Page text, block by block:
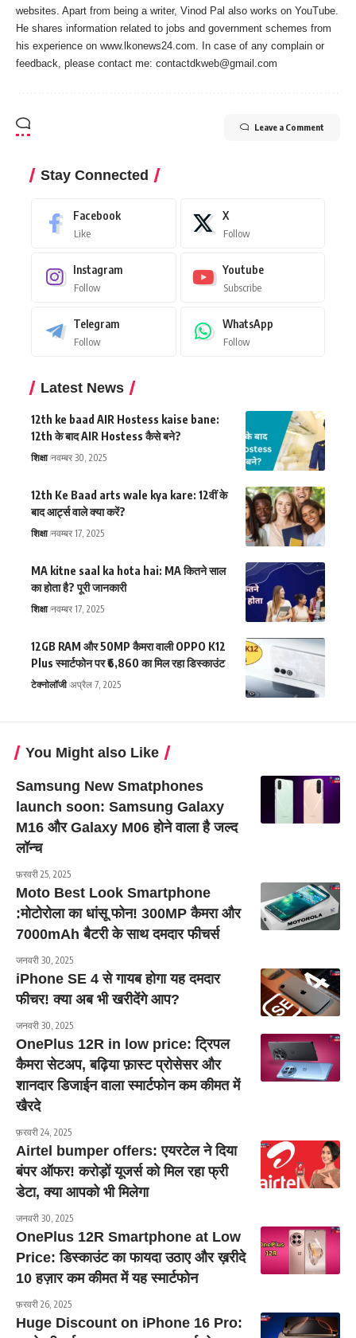
websites. Apart from being a writer, Vinod Pal also works on YouTube.
He shares information related to jobs and government schemes from
his experience on www.lkonews24.com. In case of any complain or
feedback, please contact me: contactdkweb@gmail.com
Leave a Comment
Stay Connected
Facebook
Like
X
Follow
Instagram
Follow
Youtube
Subscribe
Telegram
Follow
WhatsApp
Follow
Latest News
12th ke baad AIR Hostess kaise bane:
12th के बाद AIR Hostess कैसे बने?
शिक्षा नवम्बर 30, 2025
12th Ke Baad arts wale kya kare: 12वीं के
बाद आर्ट्स वाले क्या करें?
शिक्षा नवम्बर 17, 2025
MA kitne saal ka hota hai: MA कितने साल
का होता है? पूरी जानकारी
शिक्षा नवम्बर 17, 2025
12GB RAM और 50MP कैमरा वाली OPPO K12
Plus स्मार्टफोन पर ₹6,860 का मिल रहा डिस्काउंट
टेक्नोलॉजी अप्रैल 7, 2025
You Might also Like
Samsung New Smatphones
launch soon: Samsung Galaxy
M16 और Galaxy M06 होने वाला है जल्द
लॉन्च
फ़रवरी 25, 2025
Moto Best Look Smartphone
:मोटोरोला का धांसू फोन! 300MP कैमरा और
7000mAh बैटरी के साथ दमदार फीचर्स
जनवरी 30, 2025
iPhone SE 4 से गायब होगा यह दमदार
फीचर! क्या अब भी खरीदेंगे आप?
जनवरी 30, 2025
OnePlus 12R in low price: ट्रिपल
कैमरा सेटअप, बढ़िया फ़ास्ट प्रोसेसर और
शानदार डिजाईन वाला स्मार्टफोन कम कीमत में
खैरदे
फ़रवरी 24, 2025
Airtel bumper offers: एयरटेल ने दिया
बंपर ऑफर! करोड़ों यूजर्स को मिल रहा फ्री
डेटा, क्या आपको भी मिलेगा
जनवरी 30, 2025
OnePlus 12R Smartphone at Low
Price: डिस्काउंट का फायदा उठाए और ख़रीदे
10 हज़ार कम कीमत में यह स्मार्टफोन
फ़रवरी 26, 2025
Huge Discount on iPhone 16 Pro: